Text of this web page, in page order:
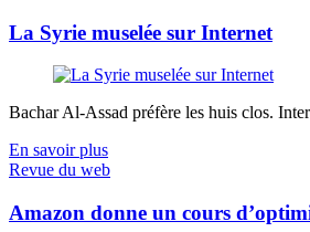
La Syrie muselée sur Internet
Bachar Al-Assad préfère les huis clos.
En savoir plus
Revue du web
Amazon donne un cours